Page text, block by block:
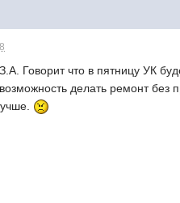
Говорит что в пятницу УК
делать ремонт